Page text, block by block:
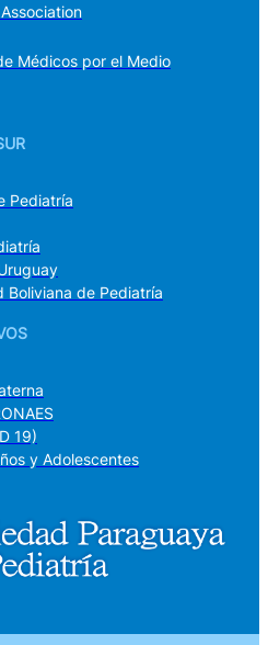
Médicos por el Medio
Pediatría
Boliviana de Pediatría
19)
y Adolescentes